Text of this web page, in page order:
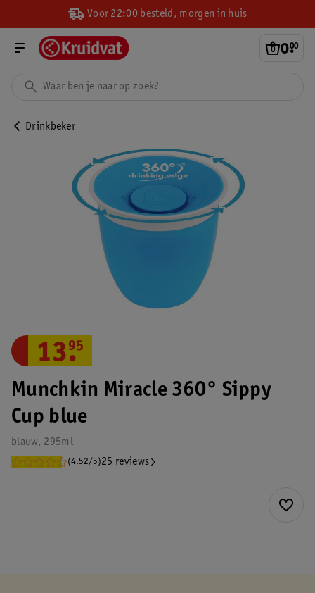
Voor 22:00 besteld, morgen in huis
0.
00
Drinkbeker
Munchkin Miracle 360° Sippy
Cup blue
blauw, 295ml
(4.52/5)25 reviews
13.
95